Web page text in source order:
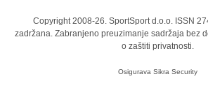
Copyright 2008-26. SportSport d.o.o. ISSN
zadržana. Zabranjeno preuzimanje sadržaja bez
o zaštiti privatnosti.
Osigurava Sikra Security